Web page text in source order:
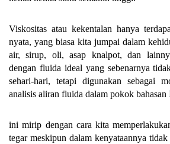
Viskositas atau kekentalan hanya
nyata, yang biasa kita jumpai dalam
air, sirup, oli, asap knalpot, dan
dengan fluida ideal yang sebenarnya
sehari-hari, tetapi digunakan sebagai
analisis aliran fluida dalam pokok
ini mirip dengan cara kita
tegar meskipun dalam kenyataannya